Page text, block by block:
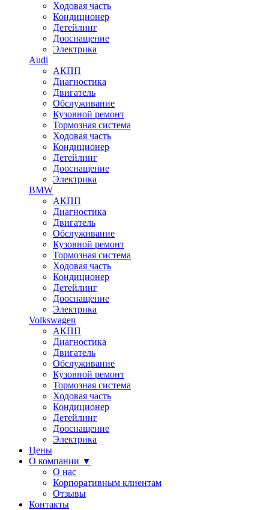
Ходовая часть
Кондиционер
Детейлинг
Дооснащение
Электрика
Audi
АКПП
Диагностика
Двигатель
Обслуживание
Кузовной ремонт
Тормозная система
Ходовая часть
Кондиционер
Детейлинг
Дооснащение
Электрика
BMW
АКПП
Диагностика
Двигатель
Обслуживание
Кузовной ремонт
Тормозная система
Ходовая часть
Кондиционер
Детейлинг
Дооснащение
Электрика
Volkswagen
АКПП
Диагностика
Двигатель
Обслуживание
Кузовной ремонт
Тормозная система
Ходовая часть
Кондиционер
Детейлинг
Дооснащение
Электрика
Цены
О компании ▼
О нас
Корпоративным клиентам
Отзывы
Контакты